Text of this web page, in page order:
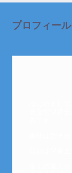
プロフィール